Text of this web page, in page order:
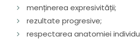
menținerea expresivității;
rezultate progresive;
respectarea anatomiei